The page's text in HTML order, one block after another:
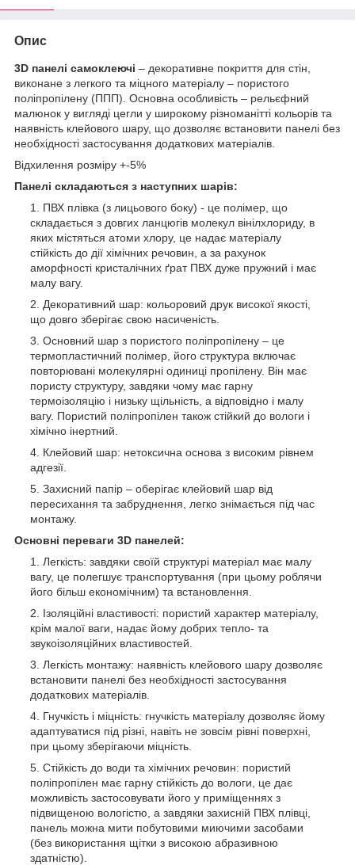
Опис
3D панелі самоклеючі – декоративне покриття для стін,
виконане з легкого та міцного матеріалу – пористого
поліпропілену (ППП). Основна особливість – рельєфний
малюнок у вигляді цегли у широкому різноманітті кольорів та
наявність клейового шару, що дозволяє встановити панелі без
необхідності застосування додаткових матеріалів.
Відхилення розміру +-5%
Панелі складаються з наступних шарів:
ПВХ плівка (з лицьового боку) - це полімер, що
складається з довгих ланцюгів молекул вінілхлориду, в
яких містяться атоми хлору, це надає матеріалу
стійкість до дії хімічних речовин, а за рахунок
аморфності кристалічних ґрат ПВХ дуже пружний і має
малу вагу.
Декоративний шар: кольоровий друк високої якості,
що довго зберігає свою насиченість.
Основний шар з пористого поліпропілену – це
термопластичний полімер, його структура включає
повторювані молекулярні одиниці пропілену. Він має
пористу структуру, завдяки чому має гарну
термоізоляцію і низьку щільність, а відповідно і малу
вагу. Пористий поліпропілен також стійкий до вологи і
хімічно інертний.
Клейовий шар: нетоксична основа з високим рівнем
адгезії.
Захисний папір – оберігає клейовий шар від
пересихання та забруднення, легко знімається під час
монтажу.
Основні переваги 3D панелей:
Легкість: завдяки своїй структурі матеріал має малу
вагу, це полегшує транспортування (при цьому роблячи
його більш економічним) та встановлення.
Ізоляційні властивості: пористий характер матеріалу,
крім малої ваги, надає йому добрих тепло- та
звукоізоляційних властивостей.
Легкість монтажу: наявність клейового шару дозволяє
встановити панелі без необхідності застосування
додаткових матеріалів.
Гнучкість і міцність: гнучкість матеріалу дозволяє йому
адаптуватися під різні, навіть не зовсім рівні поверхні,
при цьому зберігаючи міцність.
Стійкість до води та хімічних речовин: пористий
поліпропілен має гарну стійкість до вологи, це дає
можливість застосовувати його у приміщеннях з
підвищеною вологістю, а завдяки захисній ПВХ плівці,
панель можна мити побутовими миючими засобами
(без використання щітки з високою абразивною
здатністю).